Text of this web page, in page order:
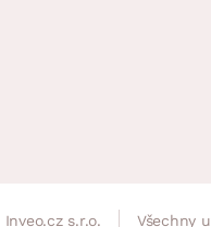
Inveo.cz s.r.o. Všechny